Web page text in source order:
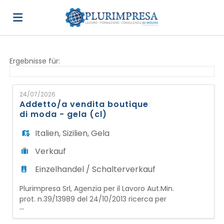
Stellen
Lebenslauf
hochladen
Anmelden
Sprache
Ergebnisse für:
24/07/2026
Addetto/a vendita boutique
di moda - gela (cl)
Italien,Sizilien,Gela
Verkauf
Einzelhandel / Schalterverkauf
Plurimpresa Srl, Agenzia per il Lavoro Aut.Min.
prot. n.39/13989 del 24/10/2013 ricerca per
importante negozio di Moda nel centro di
Gela(CL) un/una: ADDETTO/A ALLA VENDITA
...